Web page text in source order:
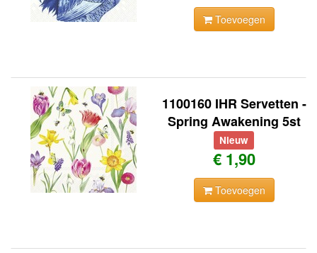
Toevoegen
1100160 IHR Servetten -
Spring Awakening 5st
Nieuw
€ 1,90
Toevoegen